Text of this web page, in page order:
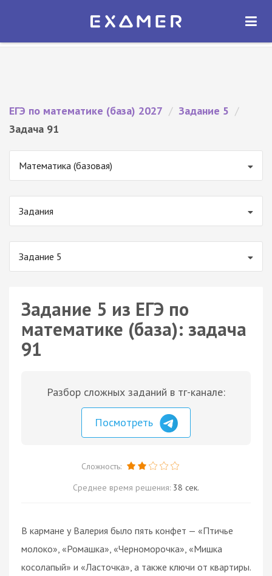
Экзамер — ЕГЭ 2027
ОТКРЫТЬ
ЕГЭ по математике (база) 2027 / Задание 5 /
Задача 91
Математика (базовая)
Задания
Задание 5
Задание 5 из ЕГЭ по
математике (база): задача
91
Разбор сложных заданий в тг-канале:
Посмотреть
Сложность:
Среднее время решения: 38 сек.
В кармане у Валерия было пять конфет — «Птичье
молоко», «Ромашка», «Черноморочка», «Мишка
косолапый» и «Ласточка», а также ключи от квартиры.